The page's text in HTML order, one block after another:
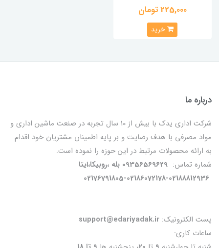
225,000 تومان
خرید
درباره ما
شرکت اداری یدک با بیش از 10 سال تجربه در صنعت ماشین اداری و
مواد مصرفی با هدف رضایت و بر پایه اطمینان مشتریان خود اقدام
به ارائه محصولات مرتبط در این حوزه را نموده است.
شماره تماس: 09356569629 بله ،روبیکا،ایتا
02176791805-02186072178-02188812936
پست الکترونیک:
ساعات کاری: